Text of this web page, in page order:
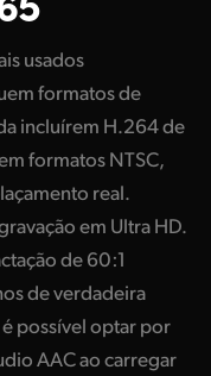
usados
formatos de
incluírem H.264 de
formatos NTSC,
real.
em Ultra HD.
de 60:1
de verdadeira
possível optar por
AAC ao carregar